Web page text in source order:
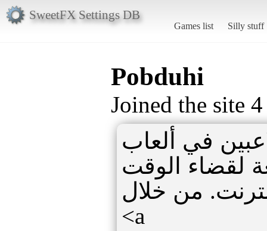
SweetFX Settings DB
Games list Silly stuff
Pobduhi
Joined the site
في ألعاب
لقضاء الوقت
من خلال
<a